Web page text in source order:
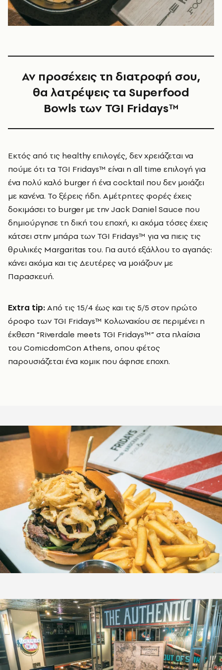
Αν προσέχεις τη διατροφή σου,
θα λατρέψεις τα Superfood
Bowls των TGI Fridays™
Εκτός από τις healthy επιλογές, δεν χρειάζεται να
πούμε ότι τα TGI Fridays™ είναι η all time επιλογή για
ένα πολύ καλό burger ή ένα cocktail που δεν μοιάζει
με κανένα. Το ξέρεις ήδη. Αμέτρητες φορές έχεις
δοκιμάσει το burger με την Jack Daniel Sauce που
δημιούργησε τη δική του εποχή, κι ακόμα τόσες έχεις
κάτσει στην μπάρα των TGI Fridays™ για να πιεις τις
θρυλικές Margaritas του. Για αυτό εξάλλου το αγαπάς:
κάνει ακόμα και τις Δευτέρες να μοιάζουν με
Παρασκευή.
Extra tip:Από τις 15/4 έως και τις 5/5 στον πρώτο
όροφο των TGI Fridays™ Κολωνακίου σε περιμένει η
έκθεση “Riverdale meets TGI Fridays™” στα πλαίσια
του ComicdomCon Athens, οπου φέτος
παρουσιάζεται ένα κομικ που άφησε εποχη.